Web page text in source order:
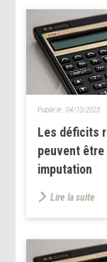
Les déficits
peuvent
imputation
Publié le :04/10/2023
Lire la suite